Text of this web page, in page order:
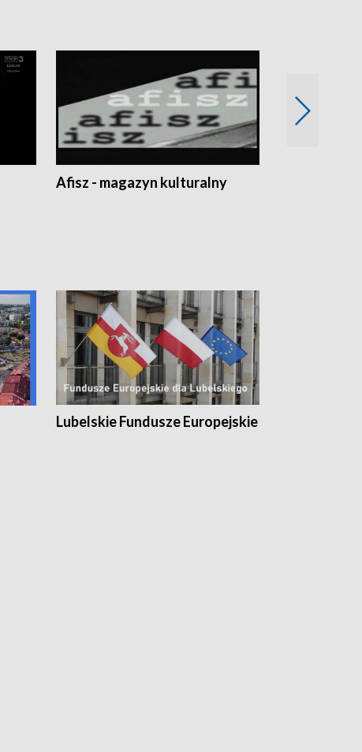
Afisz - magazyn kulturalny
Lubelskie Fundusze Europejskie